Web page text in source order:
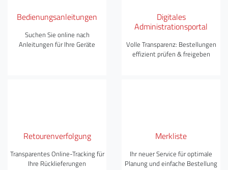
Bedienungsanleitungen
Suchen Sie online nach
Anleitungen für Ihre Geräte
Digitales
Administrationsportal
Volle Transparenz: Bestellungen
effizient prüfen & freigeben
Retourenverfolgung
Transparentes Online-Tracking für
Ihre Rücklieferungen
Merkliste
Ihr neuer Service für optimale
Planung und einfache Bestellung